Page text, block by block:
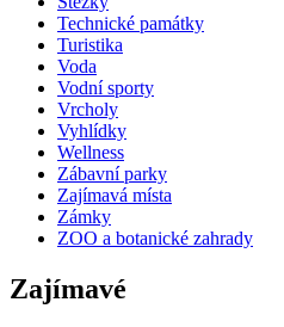
Technické památky
Turistika
Voda
Vodní sporty
Vrcholy
Vyhlídky
Wellness
Zábavní parky
Zajímavá místa
Zámky
ZOO a botanické zahrady
Zajímavé